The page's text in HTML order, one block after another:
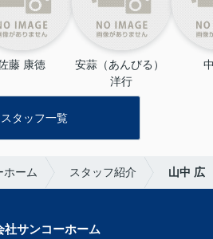
藤 康徳
安蒜（あんびる）
洋行
スタッフ一覧
ホーム スタッフ紹介 山中 広
社サンコーホーム